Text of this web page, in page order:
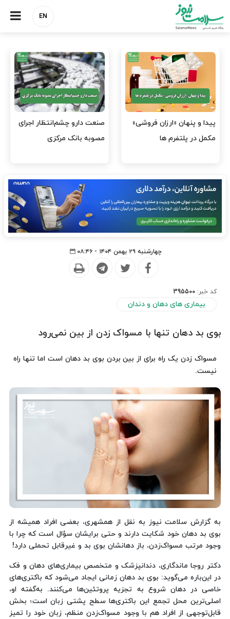
EN
هشدار کانون هموفیلی ایران:
۴ هزار بیمار ۸ ماه است
نسخه وزارت بهداشت برای
مهار پزشک‌نماهای
چهارشنبه ۲۹ بهمن ۱۴۰۴ - ۰۸:۴۶
کد خبر: 395500
بیماری های دهان و دندان
بوی بد دهان تنها با مسواک زدن از بین نمی‌رود
مسواک زدن یک راه برای از بین بردن بوی بد دهان است اما تنها راه
نیست.
به گزارش سلامت نیوز به نقل از همشهری، بعضی افراد همیشه از
بوی بد دهان خود شکایت دارند و حتی برایشان سؤال است که چرا با
وجود مرتب مسواک‌زدن، باز دهانشان بوی بد و غیرقابل تحملی دارد!
دکتر روجا ماندگاری، دندانپزشک و متخصص بیماری‌های دهان و فک
در این‌باره می‌گوید: بوی بد دهان زمانی ایجاد می‌شود که باکتری‌های
خاصی در دهان شروع به تجزیه پروتئین‌ها می‌کنند. به‌گفته او،
اصلی‌ترین محل تجمع این باکتری‌ها سطح پشتی زبان است؛ بخش
قابل‌توجهی از افراد هم با وجود مسواک‌زدن منظم، زبان خود را تمیز